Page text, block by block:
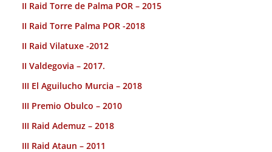
II Raid Torre de Palma POR – 2015
II Raid Torre Palma POR -2018
II Raid Vilatuxe -2012
II Valdegovia – 2017.
III El Aguilucho Murcia – 2018
III Premio Obulco – 2010
III Raid Ademuz – 2018
III Raid Ataun – 2011